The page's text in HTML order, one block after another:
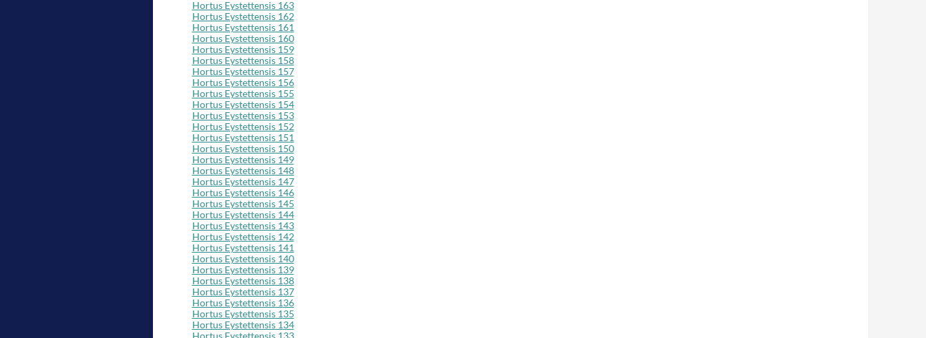
Hortus Eystettensis 163
Hortus Eystettensis 162
Hortus Eystettensis 161
Hortus Eystettensis 160
Hortus Eystettensis 159
Hortus Eystettensis 158
Hortus Eystettensis 157
Hortus Eystettensis 156
Hortus Eystettensis 155
Hortus Eystettensis 154
Hortus Eystettensis 153
Hortus Eystettensis 152
Hortus Eystettensis 151
Hortus Eystettensis 150
Hortus Eystettensis 149
Hortus Eystettensis 148
Hortus Eystettensis 147
Hortus Eystettensis 146
Hortus Eystettensis 145
Hortus Eystettensis 144
Hortus Eystettensis 143
Hortus Eystettensis 142
Hortus Eystettensis 141
Hortus Eystettensis 140
Hortus Eystettensis 139
Hortus Eystettensis 138
Hortus Eystettensis 137
Hortus Eystettensis 136
Hortus Eystettensis 135
Hortus Eystettensis 134
Hortus Eystettensis 133